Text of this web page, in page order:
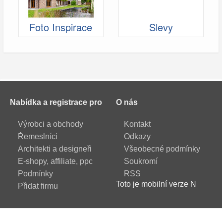
Foto Inspirace Slevy
Nabídka a registrace pro
Výrobci a obchody
Řemeslníci
Architekti a designeři
E-shopy, affiliate, ppc
Podmínky
Přidat firmu
O nás
Kontakt
Odkazy
Všeobecné podmínky
Soukromí
RSS
Toto je mobilní verze N